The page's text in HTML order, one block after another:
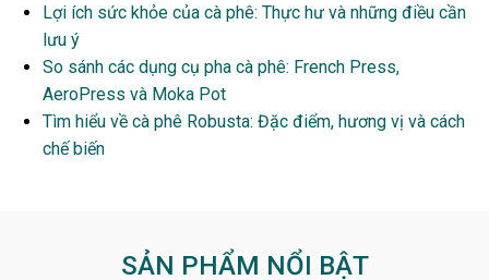
Lợi ích sức khỏe của cà phê: Thực hư và những điều cần
lưu ý
So sánh các dụng cụ pha cà phê: French Press,
AeroPress và Moka Pot
Tìm hiểu về cà phê Robusta: Đặc điểm, hương vị và cách
chế biến
SẢN PHẨM NỔI BẬT